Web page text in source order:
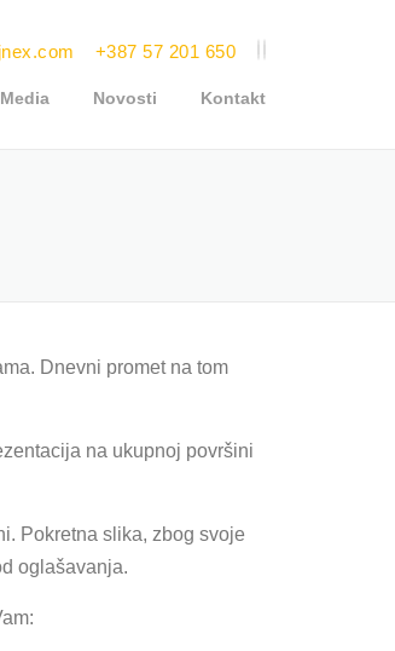
+387 57 201 650
Media Novosti Kontakt
Dnevni promet na tom
na ukupnoj površini
Pokretna slika, zbog svoje
oglašavanja.